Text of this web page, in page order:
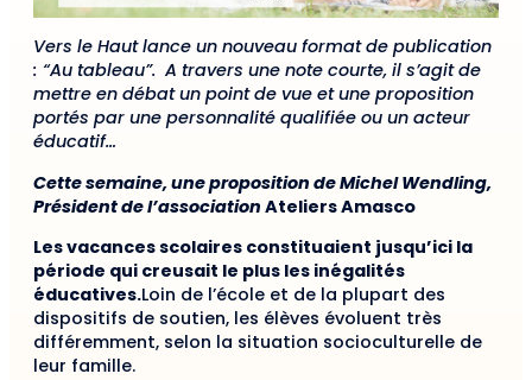
Vers le Haut lance un nouveau format de publication
: “Au tableau”. A travers une note courte, il s’agit de
mettre en débat un point de vue et une proposition
portés par une personnalité qualifiée ou un acteur
éducatif…
Cette semaine, une proposition de Michel Wendling,
Président de l’association Ateliers Amasco
Les vacances scolaires constituaient jusqu’ici la
période qui creusait le plus les inégalités
éducatives.Loin de l’école et de la plupart des
dispositifs de soutien, les élèves évoluent très
différemment, selon la situation socioculturelle de
leur famille.